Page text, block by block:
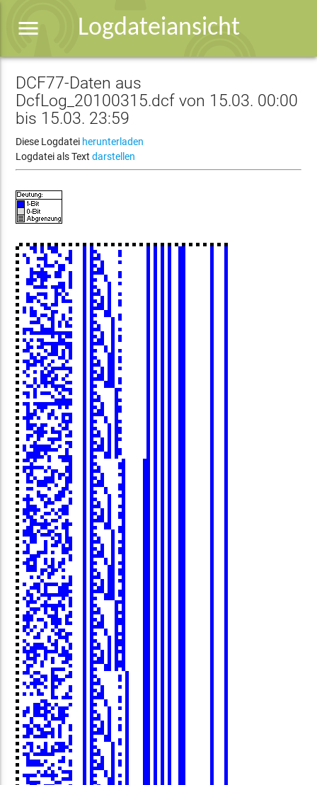
Logdateiansicht
menu
DCF77-Daten aus
DcfLog_20100315.dcf von 15.03. 00:00
bis 15.03. 23:59
Diese Logdatei herunterladen
Logdatei als Textdarstellen